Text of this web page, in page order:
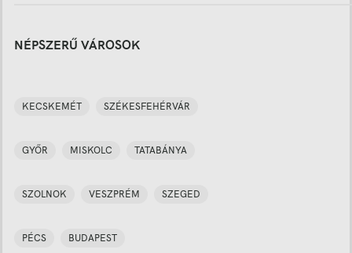
NÉPSZERŰ VÁROSOK
KECSKEMÉT SZÉKESFEHÉRVÁR
GYŐR MISKOLC TATABÁNYA
SZOLNOK VESZPRÉM SZEGED
PÉCS BUDAPEST